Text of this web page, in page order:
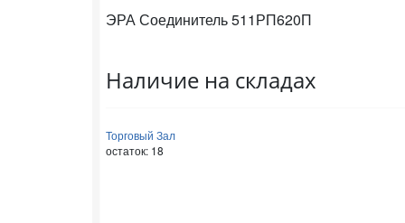
ЭРА Соединитель 511РП620П
Наличие на складах
Торговый Зал
остаток: 18